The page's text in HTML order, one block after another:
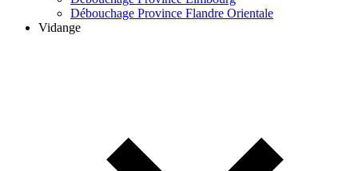
Débouchage Province Flandre Orientale
Vidange